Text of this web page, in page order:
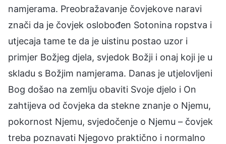
namjerama. Preobražavanje čovjekove naravi
znači da je čovjek oslobođen Sotonina ropstva i
utjecaja tame te da je uistinu postao uzor i
primjer Božjeg djela, svjedok Božji i onaj koji je u
skladu s Božjim namjerama. Danas je utjelovljeni
Bog došao na zemlju obaviti Svoje djelo i On
zahtijeva od čovjeka da stekne znanje o Njemu,
pokornost Njemu, svjedočenje o Njemu – čovjek
treba poznavati Njegovo praktično i normalno